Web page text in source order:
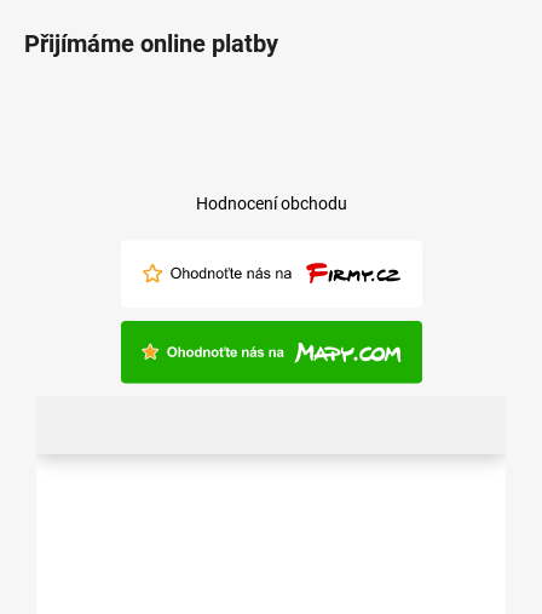
Přijímáme online platby
Hodnocení obchodu